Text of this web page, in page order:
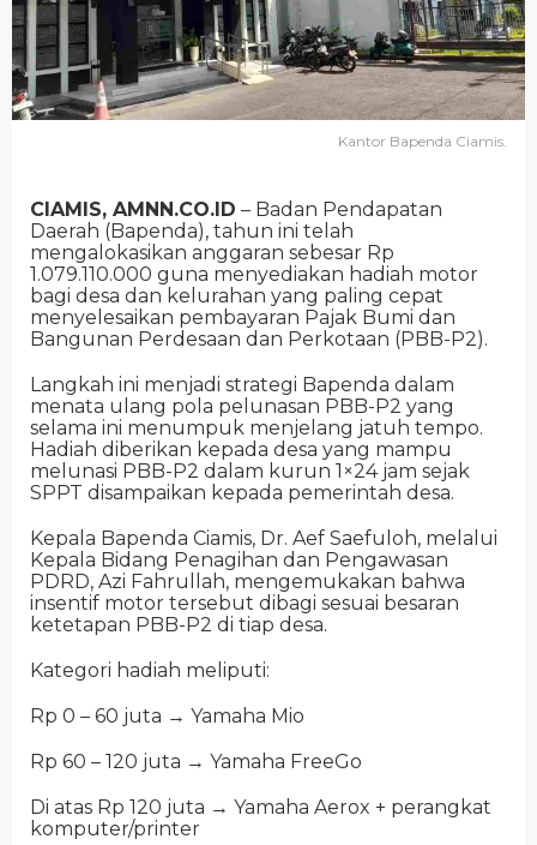
Kantor Bapenda Ciamis.
CIAMIS, AMNN.CO.ID – Badan Pendapatan
Daerah (Bapenda), tahun ini telah
mengalokasikan anggaran sebesar Rp
1.079.110.000 guna menyediakan hadiah motor
bagi desa dan kelurahan yang paling cepat
menyelesaikan pembayaran Pajak Bumi dan
Bangunan Perdesaan dan Perkotaan (PBB-P2).
Langkah ini menjadi strategi Bapenda dalam
menata ulang pola pelunasan PBB-P2 yang
selama ini menumpuk menjelang jatuh tempo.
Hadiah diberikan kepada desa yang mampu
melunasi PBB-P2 dalam kurun 1×24 jam sejak
SPPT disampaikan kepada pemerintah desa.
Kepala Bapenda Ciamis, Dr. Aef Saefuloh, melalui
Kepala Bidang Penagihan dan Pengawasan
PDRD, Azi Fahrullah, mengemukakan bahwa
insentif motor tersebut dibagi sesuai besaran
ketetapan PBB-P2 di tiap desa.
Kategori hadiah meliputi:
Rp 0 – 60 juta → Yamaha Mio
Rp 60 – 120 juta → Yamaha FreeGo
Di atas Rp 120 juta → Yamaha Aerox + perangkat
komputer/printer